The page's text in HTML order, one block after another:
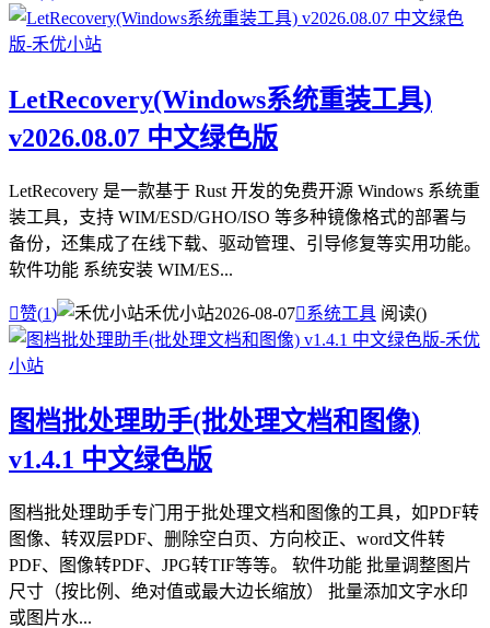
LetRecovery(Windows系统重装工具)
v2026.08.07 中文绿色版
LetRecovery 是一款基于 Rust 开发的免费开源 Windows 系统重
装工具，支持 WIM/ESD/GHO/ISO 等多种镜像格式的部署与
备份，还集成了在线下载、驱动管理、引导修复等实用功能。
软件功能 系统安装 WIM/ES...
赞(1) 禾优小站2026-08-07系统工具 阅读()
图档批处理助手(批处理文档和图像)
v1.4.1 中文绿色版
图档批处理助手专门用于批处理文档和图像的工具，如PDF转
图像、转双层PDF、删除空白页、方向校正、word文件转
PDF、图像转PDF、JPG转TIF等等。 软件功能 批量调整图片
尺寸（按比例、绝对值或最大边长缩放） 批量添加文字水印
或图片水...